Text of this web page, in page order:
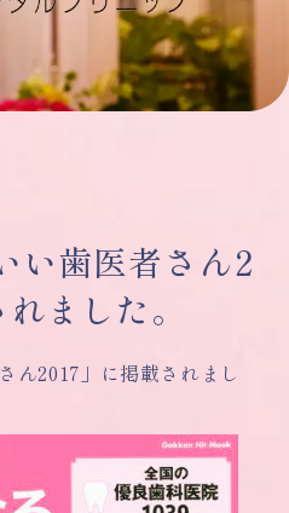
い歯医者さん2
ました。
ん2017」に掲載されまし